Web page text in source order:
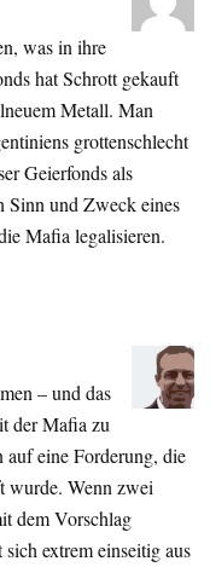
was in ihre
hat Schrott gekauft
Metall. Man
grottenschlecht
Geierfonds als
Sinn und Zweck eines
Mafia legalisieren.
– und das
der Mafia zu
auf eine Forderung, die
wurde. Wenn zwei
dem Vorschlag
extrem einseitig aus